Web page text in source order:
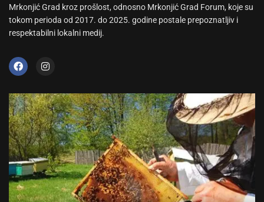
Mrkonjić Grad kroz prošlost, odnosno Mrkonjić Grad Forum, koje su
tokom perioda od 2017. do 2025. godine postale prepoznatljiv i
respektabilni lokalni medij.